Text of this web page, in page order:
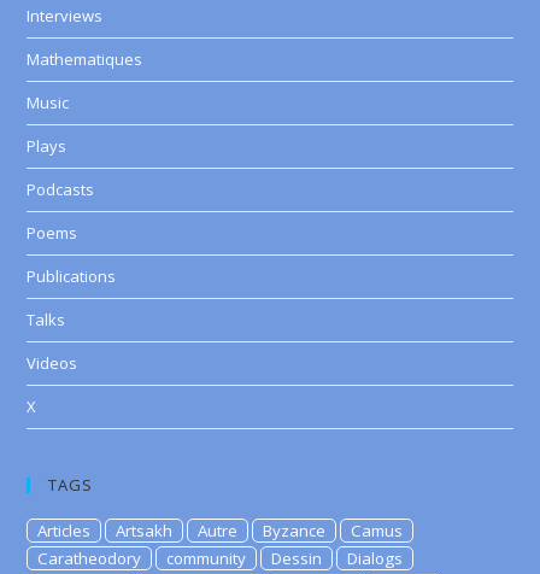
Interviews
Mathematiques
Music
Plays
Podcasts
Poems
Publications
Talks
Videos
X
TAGS
Articles Artsakh Autre Byzance
Camus
Caratheodory
community Dessin
Dialogs